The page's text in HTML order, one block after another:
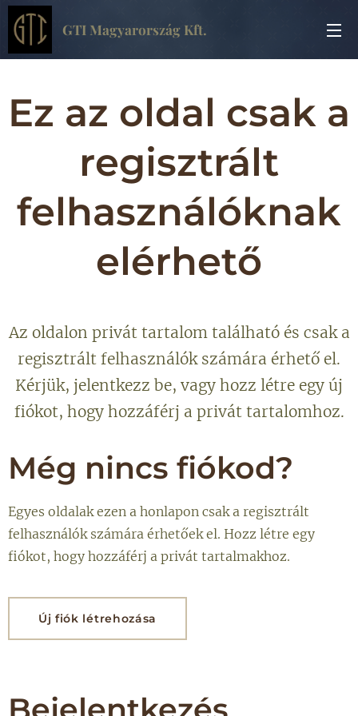
GTI Magyarország Kft.
Ez az oldal csak a
regisztrált
felhasználóknak
elérhető
Az oldalon privát tartalom található és csak a
regisztrált felhasználók számára érhető el.
Kérjük, jelentkezz be, vagy hozz létre egy új
fiókot, hogy hozzáférj a privát tartalomhoz.
Még nincs fiókod?
Egyes oldalak ezen a honlapon csak a regisztrált
felhasználók számára érhetőek el. Hozz létre egy
fiókot, hogy hozzáférj a privát tartalmakhoz.
Új fiók létrehozása